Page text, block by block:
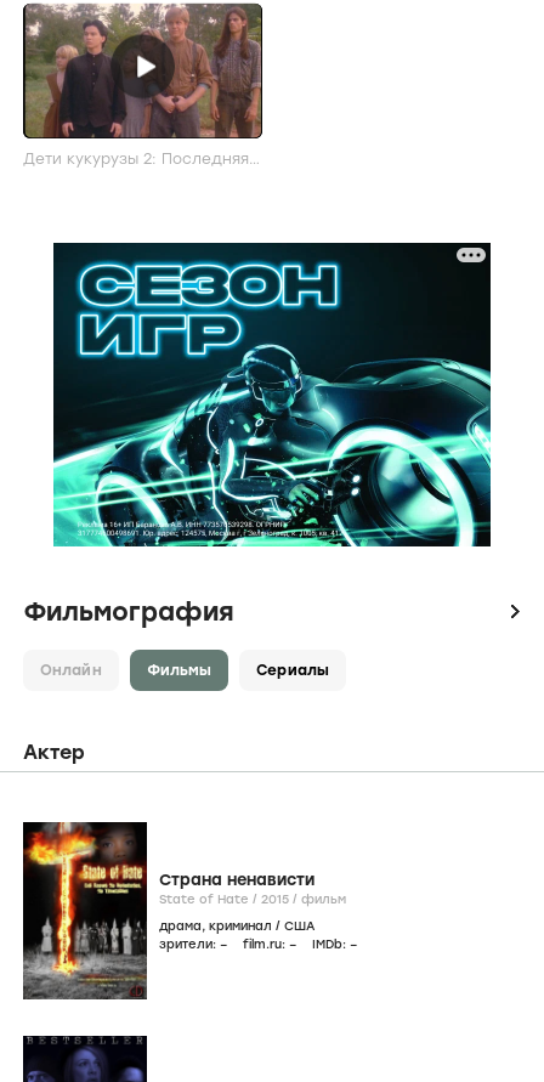
Дети кукурузы 2: Последняя
Фильмография icon
Онлайн Фильмы Сериалы
Актер
Страна ненависти
State of Hate / 2015 / фильм
драма, криминал / США
зрители: – film.ru: – IMDb: –